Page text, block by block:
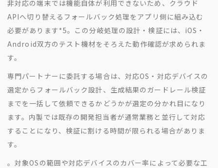
非対応の端末では機能自体が利用できないため、クラウド
APIへ切り替えるフォールバック処理をアプリ側に組み込む
必要があります*5。この分岐処理の設計・検証には、iOS・
Android双方のテスト機材をそろえた動作確認が求められま
す。
専門パートナーに委託する場合は、対応OS・対応デバイスの
選定からフォールバック設計、生成結果のガードレール検証
までを一括して依頼できるかどうかが選定の分かれ目になり
ます。内製では既存の開発担当者が通常業務と並行して対応
することになり、検証に割ける時間が限られる場合がありま
す。
。対象OSの範囲や対応デバイスのカバー率によって必要な工